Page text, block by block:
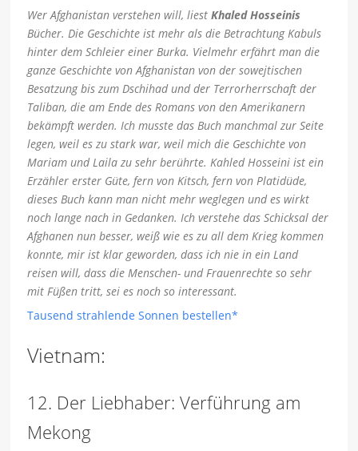
Wer Afghanistan verstehen will, liestKhaled Hosseinis
Bücher. Die Geschichte ist mehr als die Betrachtung Kabuls
hinter dem Schleier einer Burka. Vielmehr erfährt man die
ganze Geschichte von Afghanistan von der sowejtischen
Besatzung bis zum Dschihad und der Terrorherrschaft der
Taliban, die am Ende des Romans von den Amerikanern
bekämpft werden. Ich musste das Buch manchmal zur Seite
legen, weil es zu stark war, weil mich die Geschichte von
Mariam und Laila zu sehr berührte. Kahled Hosseini ist ein
Erzähler erster Güte, fern von Kitsch, fern von Platidüde,
dieses Buch kann man nicht mehr weglegen und es wirkt
noch lange nach in Gedanken. Ich verstehe das Schicksal der
Afghanen nun besser, weiß wie es zu all dem Krieg kommen
konnte, mir ist klar geworden, dass ich nie in ein Land
reisen will, dass die Menschen- und Frauenrechte so sehr
mit Füßen tritt, sei es noch so interessant.
Tausend strahlende Sonnen bestellen*
Vietnam:
12. Der Liebhaber: Verführung am
Mekong